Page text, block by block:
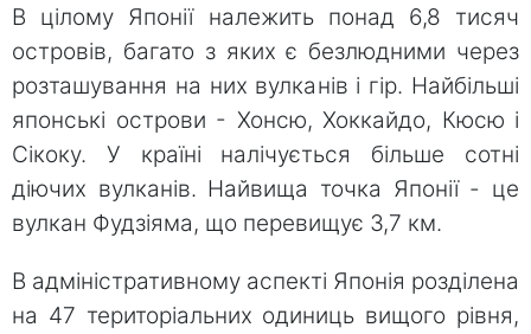
В цілому Японії належить понад 6,8 тисяч
островів, багато з яких є безлюдними через
розташування на них вулканів і гір. Найбільші
японські острови - Хонсю, Хоккайдо, Кюсю і
Сікоку. У країні налічується більше сотні
діючих вулканів. Найвища точка Японії - це
вулкан Фудзіяма, що перевищує 3,7 км.
В адміністративному аспекті Японія розділена
на 47 територіальних одиниць вищого рівня,